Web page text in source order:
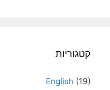
קטגוריות
English (19)